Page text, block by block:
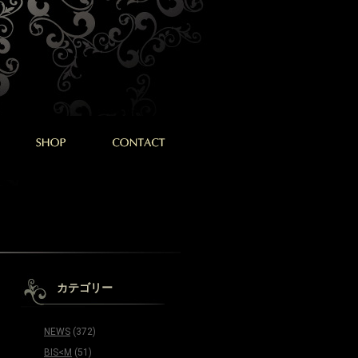
カテゴリー
NEWS (372)
BIS<M (51)